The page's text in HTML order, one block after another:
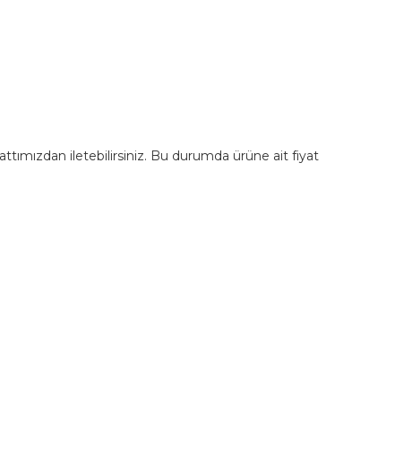
iletebilirsiniz. Bu durumda ürüne ait fiyat